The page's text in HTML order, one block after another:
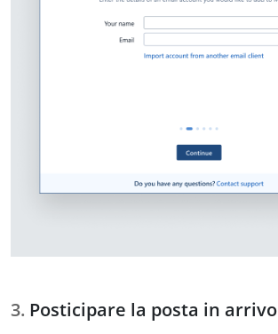
Posticipare la posta in arrivo